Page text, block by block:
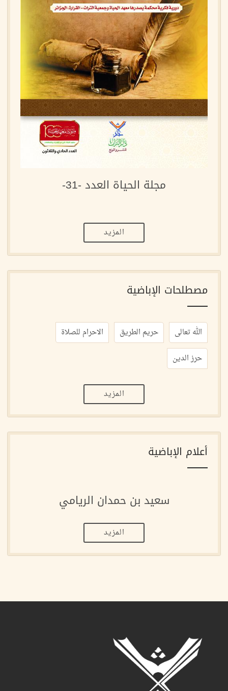
مجلة الحياة العدد -31-
المزيد
مصطلحات الإباضية
الله تعالى حريم الطريق
الاحرام للصلاة
حرز الدين
المزيد
أعلام الإباضية
سعيد بن حمدان الريامي
المزيد